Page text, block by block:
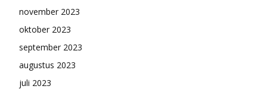
november 2023
oktober 2023
september 2023
augustus 2023
juli 2023